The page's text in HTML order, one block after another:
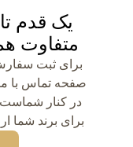
یک قدم
متفاوت
برای ثبت
صفحه تماس با
در کنار شماست
برای برند شما